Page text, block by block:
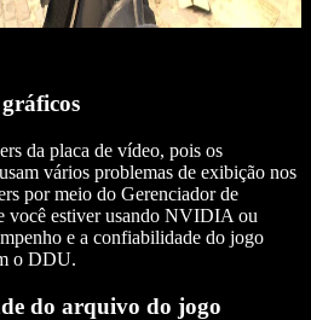
da placa de vídeo, pois os
vários problemas de exibição nos
por meio do Gerenciador de
você estiver usando NVIDIA ou
e a confiabilidade do jogo
o DDU.
do arquivo do jogo